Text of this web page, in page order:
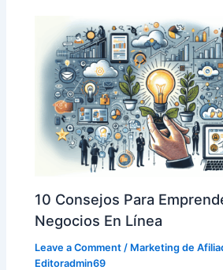
10 Consejos Para
Negocios En Línea
Leave a Comment / Marketing de
Editoradmin69